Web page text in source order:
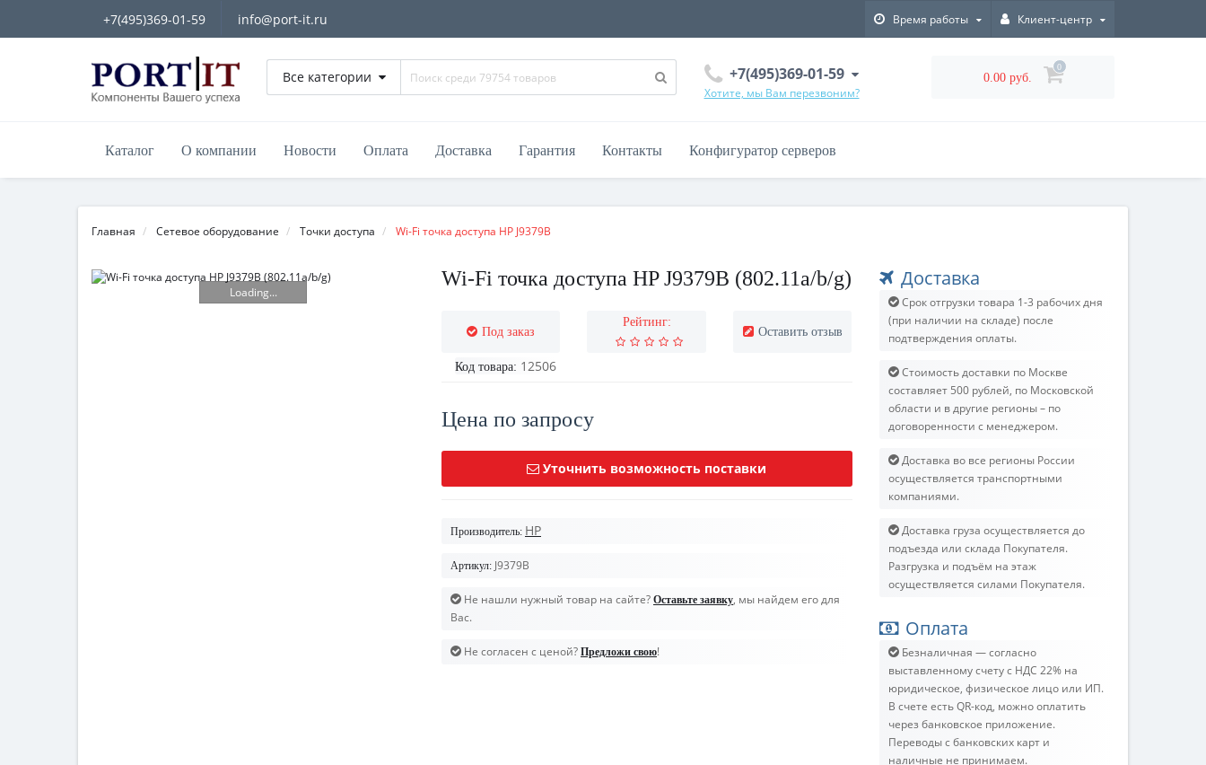
+7(495)369-01-59 info@port-it.ru Время работы Клиент-центр
Все категории +7(495)369-01-59
Хотите, мы Вам перезвоним?
0.00 руб.
0
Каталог О компании Новости Оплата Доставка Гарантия Контакты Конфигуратор серверов
Главная Сетевое оборудование Точки доступа Wi-Fi точка доступа HP J9379B
Loading...
Wi-Fi точка доступа HP J9379B (802.11a/b/g)
Под заказ
Рейтинг:
Оставить отзыв
Код товара: 12506
Цена по запросу
Уточнить возможность поставки
Производитель: HP
Артикул: J9379B
Не нашли нужный товар на сайте? Оставьте заявку, мы найдем его для
Вас.
Не согласен с ценой? Предложи свою!
Доставка
Срок отгрузки товара 1-3 рабочих дня
(при наличии на складе) после
подтверждения оплаты.
Стоимость доставки по Москве
составляет 500 рублей, по Московской
области и в другие регионы – по
договоренности с менеджером.
Доставка во все регионы России
осуществляется транспортными
компаниями.
Доставка груза осуществляется до
подъезда или склада Покупателя.
Разгрузка и подъём на этаж
осуществляется силами Покупателя.
Оплата
Безналичная — согласно
выставленному счету c НДС 22% на
юридическое, физическое лицо или ИП.
В счете есть QR-код, можно оплатить
через банковское приложение.
Переводы с банковских карт и
наличные не принимаем.